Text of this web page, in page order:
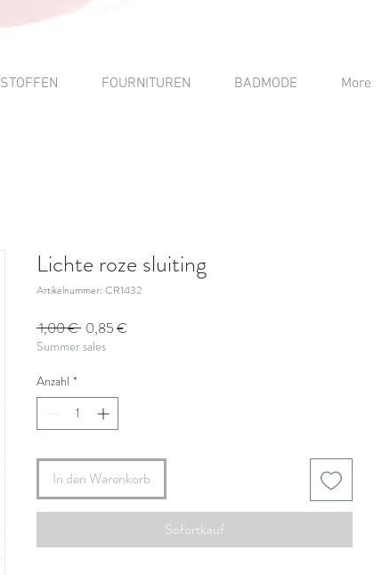
STOFFEN FOURNITUREN BADMODE More
Lichte roze sluiting
Artikelnummer: CR1432
1,00 € Standardpreis
0,85 €
Summer sales
Anzahl *
In den Warenkorb
Sofortkauf